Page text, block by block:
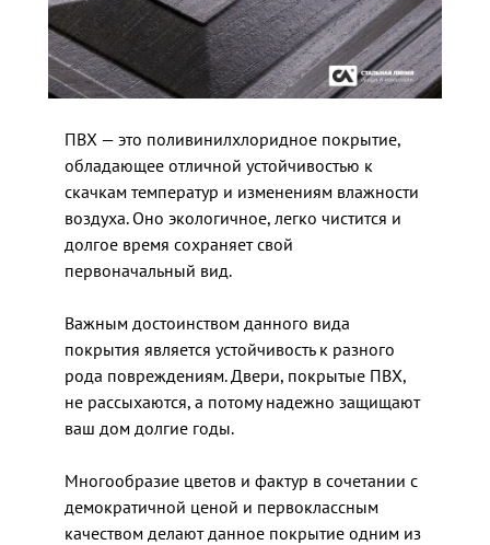
ПВХ — это поливинилхлоридное покрытие,
обладающее отличной устойчивостью к
скачкам температур и изменениям влажности
воздуха. Оно экологичное, легко чистится и
долгое время сохраняет свой
первоначальный вид.
Важным достоинством данного вида
покрытия является устойчивость к разного
рода повреждениям. Двери, покрытые ПВХ,
не рассыхаются, а потому надежно защищают
ваш дом долгие годы.
Многообразие цветов и фактур в сочетании с
демократичной ценой и первоклассным
качеством делают данное покрытие одним из